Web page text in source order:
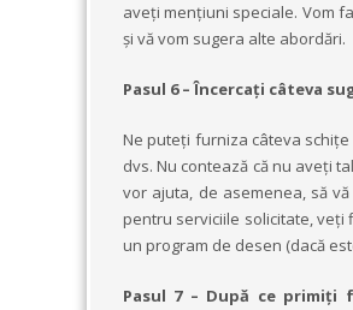
aveți mențiuni speciale. Vom
și vă vom sugera alte abordări.
Pasul 6 – Încercați câteva
Ne puteți furniza câteva
dvs. Nu contează că nu aveți
vor ajuta, de asemenea, să
pentru serviciile solicitate, veți
un program de desen (dacă
Pasul 7 – După ce